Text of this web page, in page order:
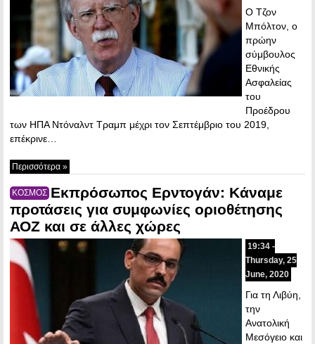
Ο Τζον
Μπόλτον, ο
πρώην
σύμβουλος
Εθνικής
Ασφαλείας
του
Προέδρου
των ΗΠΑ Ντόναλντ Τραμπ μέχρι τον Σεπτέμβριο του 2019,
επέκρινε…
Περισσότερα »
ΚΟΣΜΟΣ Εκπρόσωπος Ερντογάν: Κάναμε
προτάσεις για συμφωνίες οριοθέτησης
ΑΟΖ και σε άλλες χώρες
19:34 -
Thursday, 25
June, 2020
Για τη Λιβύη,
την
Ανατολική
Μεσόγειο και